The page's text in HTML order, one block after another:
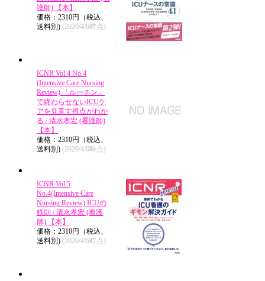
護師) 【本】
価格：2310円（税込、
送料別) (2020/4/6時点)
ICNR Vol.4 No.4
(Intensive Care Nursing
Review) 「ルーチン」
で終わらせないICUケ
アを見直す視点がわか
る / 清水孝宏 (看護師)
【本】
価格：2310円（税込、
送料別) (2020/4/6時点)
ICNR Vol.5
No.4(Intensive Care
Nursing Review) ICUの
鉄則 / 清水孝宏 (看護
師) 【本】
価格：2310円（税込、
送料別) (2020/4/6時点)